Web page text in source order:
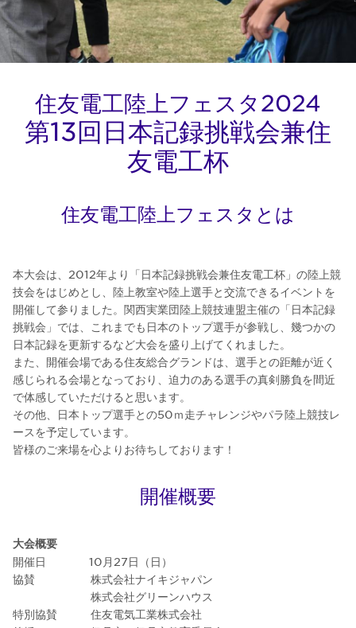
住友電工陸上フェスタ2024
第13回日本記録挑戦会兼住
友電工杯
住友電工陸上フェスタとは
本大会は、2012年より「日本記録挑戦会兼住友電工杯」の陸上競
技会をはじめとし、陸上教室や陸上選手と交流できるイベントを
開催して参りました。関西実業団陸上競技連盟主催の「日本記録
挑戦会」では、これまでも日本のトップ選手が参戦し、幾つかの
日本記録を更新するなど大会を盛り上げてくれました。
また、開催会場である住友総合グランドは、選手との距離が近く
感じられる会場となっており、迫力のある選手の真剣勝負を間近
で体感していただけると思います。
その他、日本トップ選手との50ｍ走チャレンジやパラ陸上競技レ
ースを予定しています。
皆様のご来場を心よりお待ちしております！
開催概要
大会概要
開催日 10月27日（日）
協賛 株式会社ナイキジャパン
株式会社グリーンハウス
特別協賛 住友電気工業株式会社